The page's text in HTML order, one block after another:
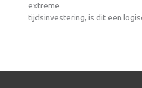
extreme
tijdsinvestering, is dit een